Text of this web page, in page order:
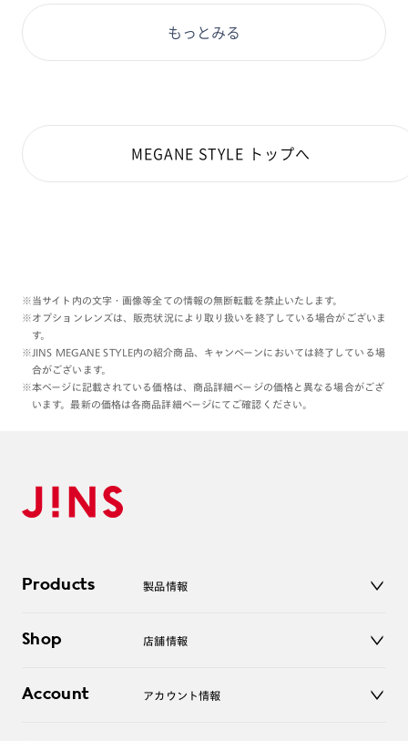
もっとみる
MEGANE STYLE トップへ
※当サイト内の文字・画像等全ての情報の無断転載を禁止いたします。
※オプションレンズは、販売状況により取り扱いを終了している場合がございま
す。
※JINS MEGANE STYLE内の紹介商品、キャンペーンにおいては終了している場
合がございます。
※本ページに記載されている価格は、商品詳細ページの価格と異なる場合がござ
います。最新の価格は各商品詳細ページにてご確認ください。
Products 製品情報
サングラス
コンタクトレンズ
Shop 店舗情報
オンラインショップ
Account アカウント情報